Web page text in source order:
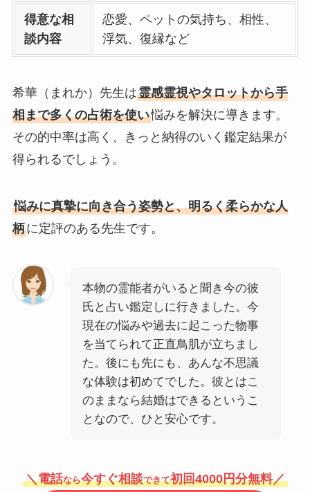
得意な相
談内容
恋愛、ペットの気持ち、相性、
浮気、復縁など
希華（まれか）先生は霊感霊視やタロットから手
相まで多くの占術を使い悩みを解決に導きます。
その的中率は高く、きっと納得のいく鑑定結果が
得られるでしょう。
悩みに真摯に向き合う姿勢と、明るく柔らかな人
柄に定評のある先生です。
本物の霊能者がいると聞き今の彼
氏と占い鑑定しに行きました。今
現在の悩みや過去に起こった物事
を当てられて正直鳥肌が立ちまし
た。後にも先にも、あんな不思議
な体験は初めてでした。彼とはこ
のままなら結婚はできるというこ
となので、ひと安心です。
＼電話なら今すぐ相談できて初回4000円分無料／